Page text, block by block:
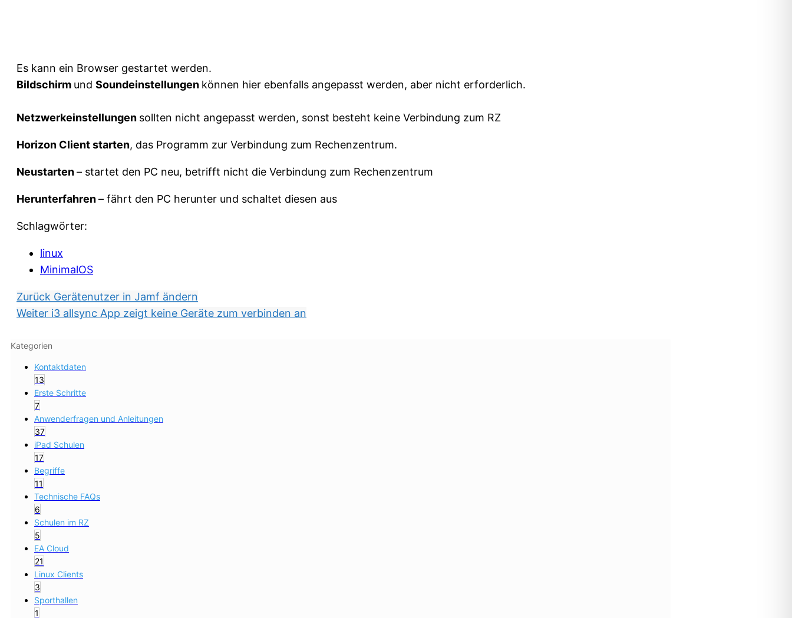
Es kann ein Browser gestartet werden.
Bildschirm und Soundeinstellungen können hier ebenfalls angepasst werden, aber nicht erforderlich.
Netzwerkeinstellungen sollten nicht angepasst werden, sonst besteht keine Verbindung zum RZ
Horizon Client starten, das Programm zur Verbindung zum Rechenzentrum.
Neustarten– startet den PC neu, betrifft nicht die Verbindung zum Rechenzentrum
Herunterfahren– fährt den PC herunter und schaltet diesen aus
Schlagwörter:
linux
MinimalOS
Zurück Gerätenutzer in Jamf ändern
Weiter i3 allsync App zeigt keine Geräte zum verbinden an
Kategorien
Kontaktdaten
13
Erste Schritte
7
Anwenderfragen und Anleitungen
37
iPad Schulen
17
Begriffe
11
Technische FAQs
6
Schulen im RZ
5
EA Cloud
21
Linux Clients
3
Sporthallen
1